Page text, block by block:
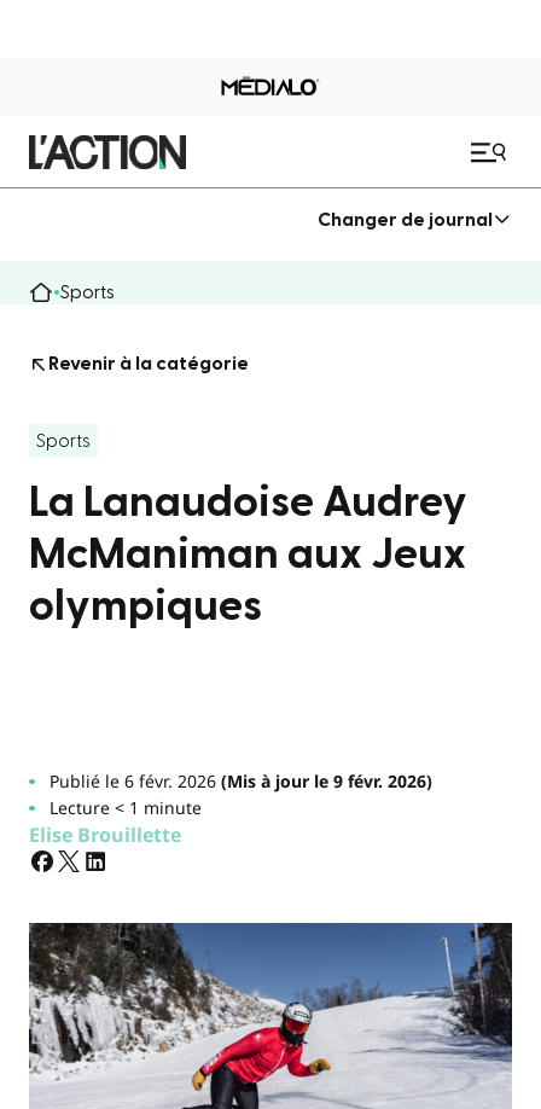
Changer de journal
Sports
Revenir à la catégorie
Sports
La Lanaudoise Audrey
McManiman aux Jeux
olympiques
Publié le 6 févr. 2026(Mis à jour le 9 févr. 2026)
Lecture < 1 minute
Elise Brouillette